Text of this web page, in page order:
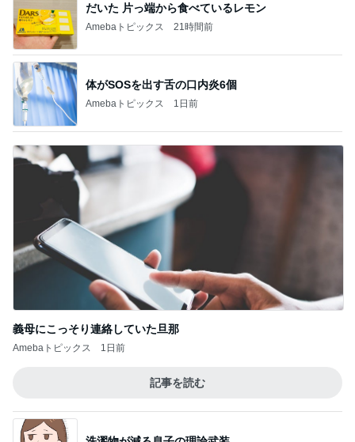
だいた 片っ端から食べているレモン
Amebaトピックス 21時間前
体がSOSを出す舌の口内炎6個
Amebaトピックス 1日前
義母にこっそり連絡していた旦那
Amebaトピックス 1日前
記事を読む